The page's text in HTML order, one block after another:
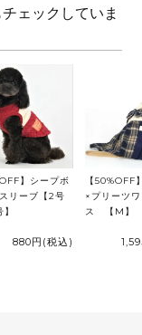
ェックしていま
】シープボ
リーブ【2号
880円 (税込)
【50%OFF
×プリーツ
ス 【M】